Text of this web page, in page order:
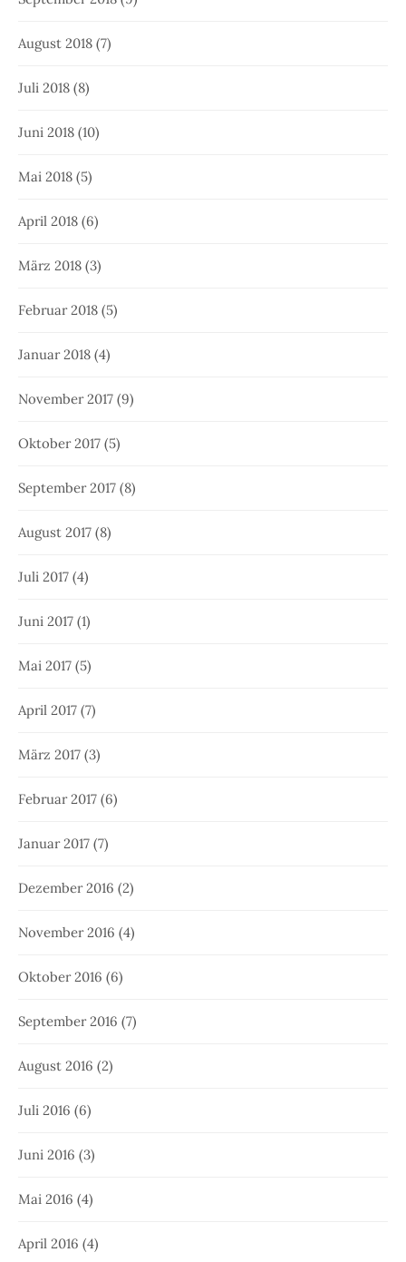
August 2018 (7)
Juli 2018 (8)
Juni 2018 (10)
Mai 2018 (5)
April 2018 (6)
März 2018 (3)
Februar 2018 (5)
Januar 2018 (4)
November 2017 (9)
Oktober 2017 (5)
September 2017 (8)
August 2017 (8)
Juli 2017 (4)
Juni 2017 (1)
Mai 2017 (5)
April 2017 (7)
März 2017 (3)
Februar 2017 (6)
Januar 2017 (7)
Dezember 2016 (2)
November 2016 (4)
Oktober 2016 (6)
September 2016 (7)
August 2016 (2)
Juli 2016 (6)
Juni 2016 (3)
Mai 2016 (4)
April 2016 (4)